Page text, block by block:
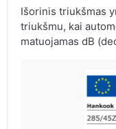
Išorinis triukšmas
triukšmu, kai
matuojamas dB